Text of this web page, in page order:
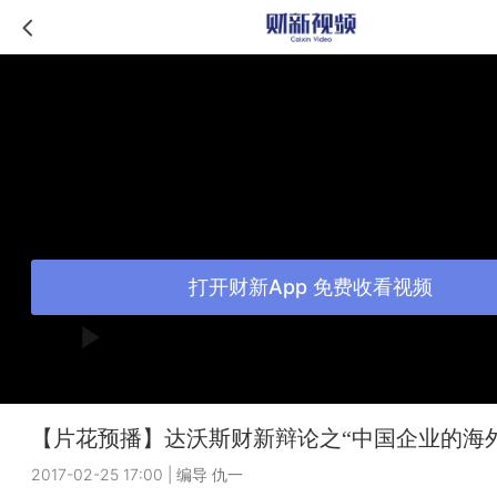
打开财新App 免费收看视频
【片花预播】达沃斯财新辩论之“中国企业的海
2017-02-25 17:00 编导 仇一